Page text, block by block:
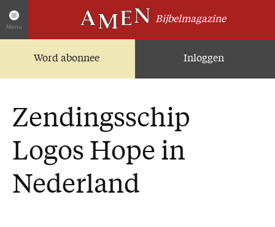
Menu
Bijbelmagazine
Word abonnee Inloggen
Artikelen
Zoek in alle artikelen
Twitter
Facebook
Over AMEN
Zendingsschip
Logos Hope in
Nederland